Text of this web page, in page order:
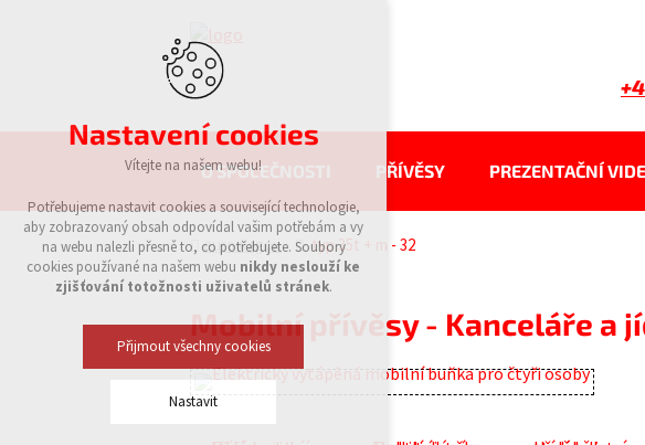
O SPOLEČNOSTI PŘÍVĚSY PREZENTAČNÍ
eurowagon typ 35t + m - 32
Mobilní přívěsy - Kanceláře a
Nastavení cookies
Vítejte na našem webu!
Potřebujeme nastavit cookies a související technologie,
aby zobrazovaný obsah odpovídal vašim potřebám a vy
na webu nalezli přesně to, co potřebujete. Soubory
cookies používané na našem webu nikdy neslouží ke
zjišťování totožnosti uživatelů stránek.
Přijmout všechny cookies
Nastavit